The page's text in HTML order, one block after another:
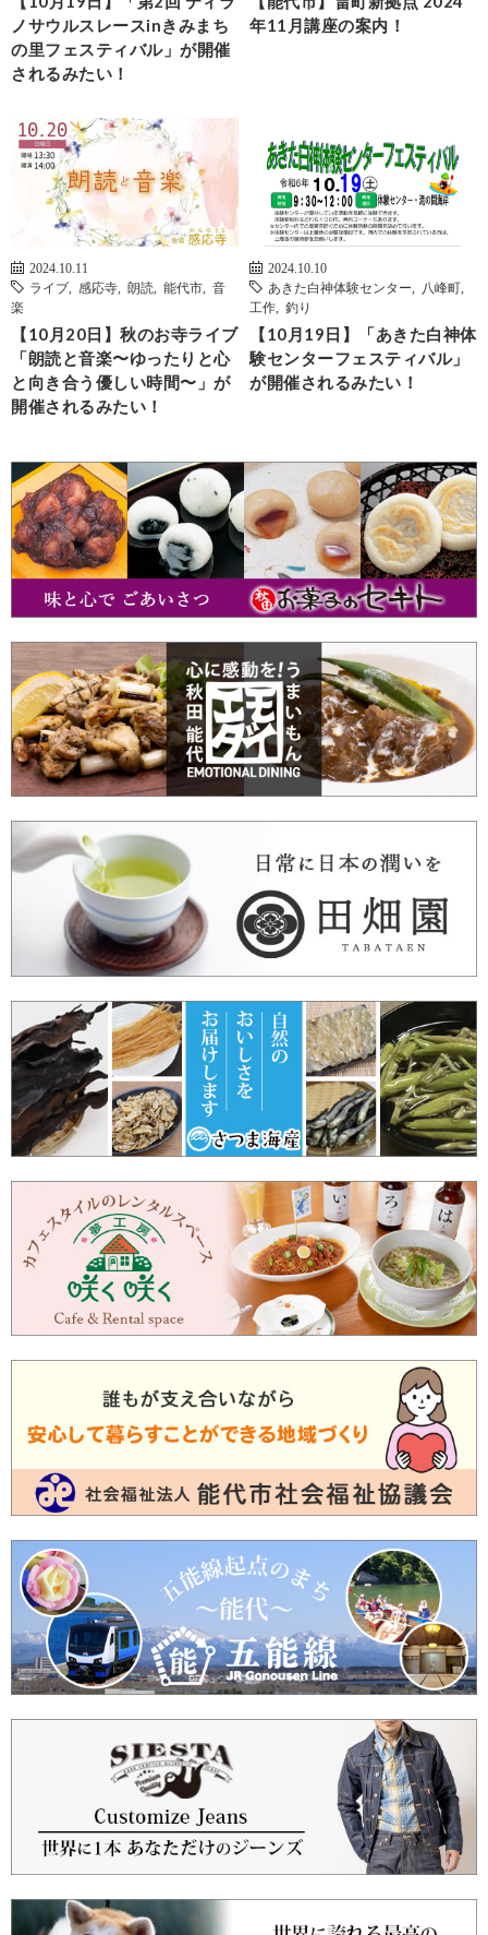
ノサウルスレースinきみまち
の里フェスティバル」が開催
されるみたい！
年11月講座の案内！
2024.10.11
ライブ
感応寺 朗読 能代市
音
楽
【10月20日】秋のお寺ライブ
「朗読と音楽〜ゆったりと心
と向き合う優しい時間〜」が
開催されるみたい！
2024.10.10
あきた白神体験センター
八峰町
工作
釣り
【10月19日】「あきた白神体
験センターフェスティバル」
が開催されるみたい！